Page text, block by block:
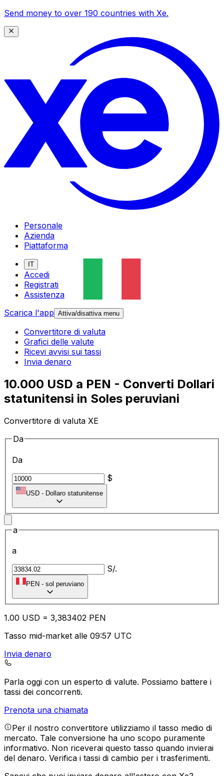
Send money to over 190 countries with Xe.
Personale
Azienda
Piattaforma
IT
Accedi
Registrati
Assistenza
Scarica l'app Attiva/disattiva menu
Convertitore di valuta
Grafici delle valute
Ricevi avvisi sui tassi
Invia denaro
10.000 USD a PEN - Converti Dollari
statunitensi in Soles peruviani
Convertitore di valuta XE
Da
Da
$
USD - Dollaro statunitense
a
a
S/.
PEN - sol peruviano
1.00 USD = 3,383402 PEN
Tasso mid-market alle 09:57 UTC
Invia denaro
Parla oggi con un esperto di valute. Possiamo battere i
tassi dei concorrenti.
Prenota una chiamata
Per il nostro convertitore utilizziamo il tasso medio di
mercato. Tale conversione ha uno scopo puramente
informativo. Non riceverai questo tasso quando invierai
del denaro. Verifica i tassi di cambio per i trasferimenti.